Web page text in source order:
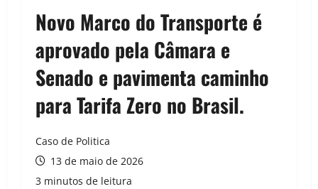
Novo Marco do Transporte é
aprovado pela Câmara e
Senado e pavimenta caminho
para Tarifa Zero no Brasil.
Caso de Politica
13 de maio de 2026
3 minutos de leitura